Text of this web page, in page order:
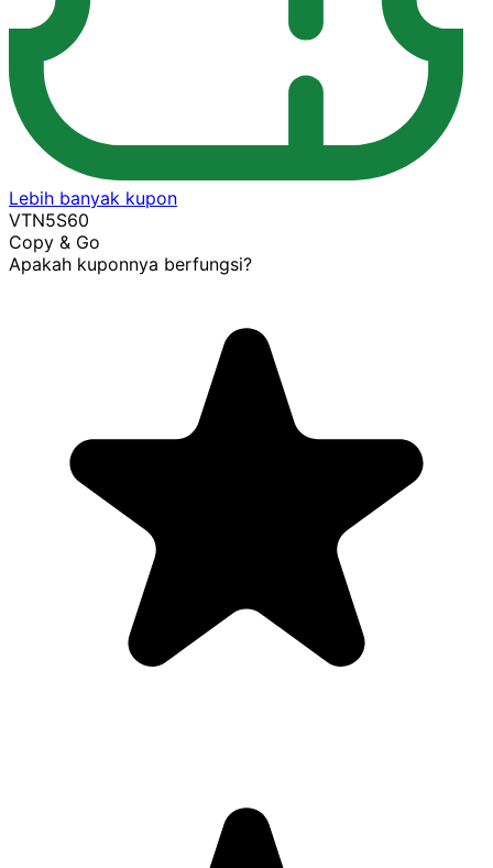
Lebih banyak kupon
VTN5S60
Copy & Go
Apakah kuponnya berfungsi?